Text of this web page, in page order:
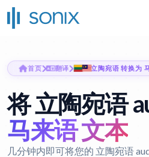
首页 翻译 立陶宛语 转换为
将 立陶宛语
马来语 文本
几分钟内即可将您的 立陶宛语